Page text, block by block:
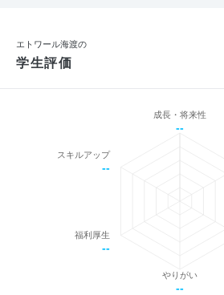
エトワール海渡の
学生評価
成長・将来性
--
やりがい
--
福利厚生
--
スキルアップ
--